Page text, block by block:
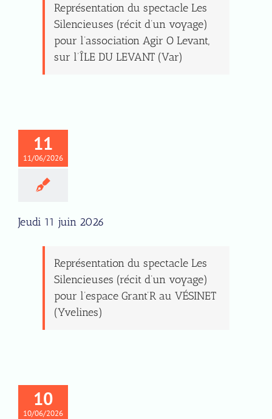
Représentation du spectacle Les
Silencieuses (récit d’un voyage)
pour l’association Agir O Levant,
sur l’ÎLE DU LEVANT (Var)
11
11/06/2026
Jeudi 11 juin 2026
Représentation du spectacle Les
Silencieuses (récit d’un voyage)
pour l’espace Grant’R au VÉSINET
(Yvelines)
10
10/06/2026